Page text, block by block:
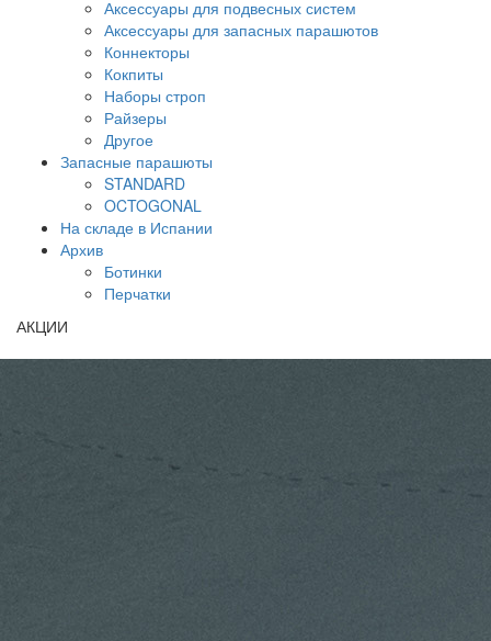
Аксессуары для подвесных систем
Аксессуары для запасных парашютов
Коннекторы
Кокпиты
Наборы строп
Райзеры
Другое
Запасные парашюты
STANDARD
OCTOGONAL
На складе в Испании
Архив
Ботинки
Перчатки
АКЦИИ